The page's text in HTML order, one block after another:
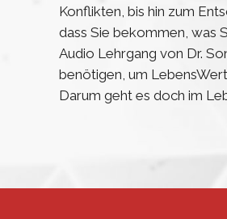
Konflikten, bis hin zum
dass Sie bekommen, was
Audio Lehrgang von Dr.
benötigen, um
Darum geht es doch im